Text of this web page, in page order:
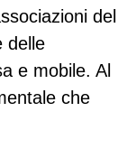
del
delle
e mobile. Al
che